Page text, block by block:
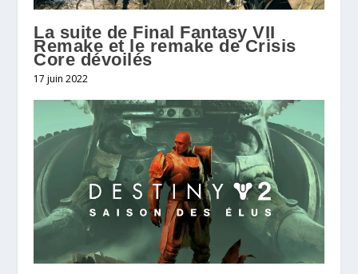
La suite de Final Fantasy VII
Remake et le remake de Crisis
Core dévoilés
17 juin 2022